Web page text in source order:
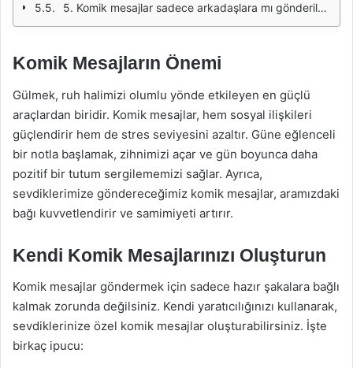
5. Komik mesajlar sadece arkadaşlara mı gönderilmeli?
Komik Mesajların Önemi
Gülmek, ruh halimizi olumlu yönde etkileyen en güçlü
araçlardan biridir. Komik mesajlar, hem sosyal ilişkileri
güçlendirir hem de stres seviyesini azaltır. Güne eğlenceli
bir notla başlamak, zihnimizi açar ve gün boyunca daha
pozitif bir tutum sergilememizi sağlar. Ayrıca,
sevdiklerimize göndereceğimiz komik mesajlar, aramızdaki
bağı kuvvetlendirir ve samimiyeti artırır.
Kendi Komik Mesajlarınızı Oluşturun
Komik mesajlar göndermek için sadece hazır şakalara bağlı
kalmak zorunda değilsiniz. Kendi yaratıcılığınızı kullanarak,
sevdiklerinize özel komik mesajlar oluşturabilirsiniz. İşte
birkaç ipucu: